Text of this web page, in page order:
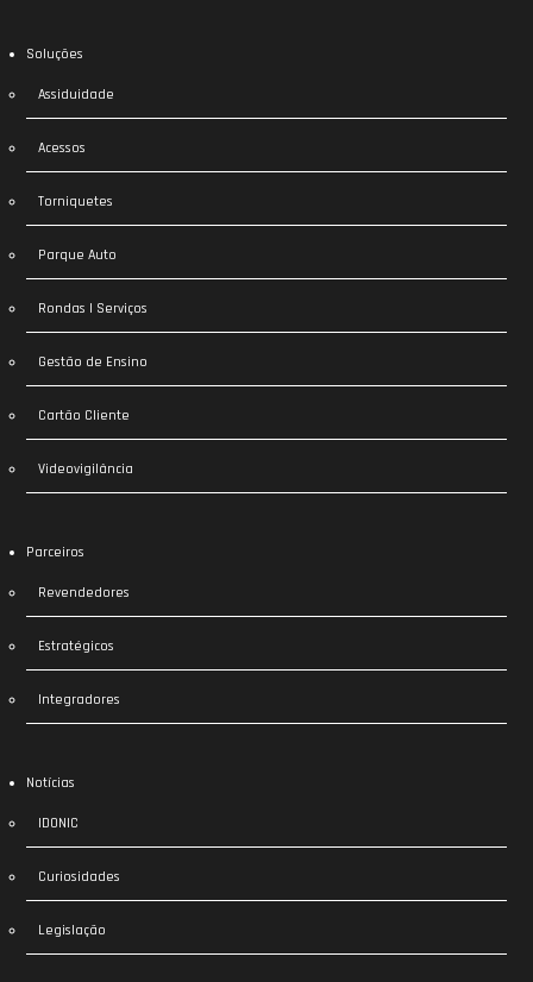
Soluções
Assiduidade
Acessos
Torniquetes
Parque Auto
Rondas | Serviços
Gestão de Ensino
Cartão Cliente
Videovigilância
Parceiros
Revendedores
Estratégicos
Integradores
Notícias
IDONIC
Curiosidades
Legislação